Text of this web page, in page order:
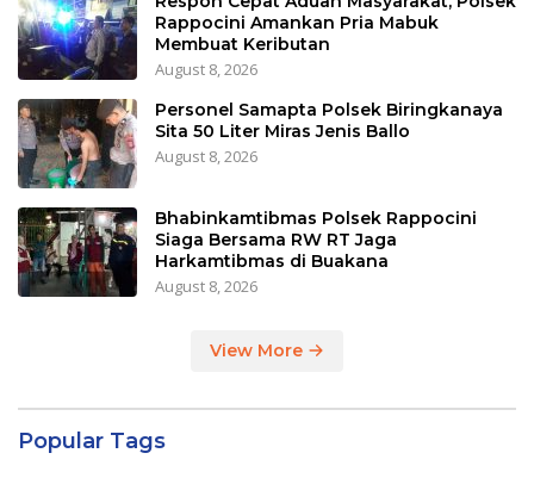
Rappocini Amankan Pria Mabuk
Membuat Keributan
August 8, 2026
Personel Samapta Polsek Biringkanaya
Sita 50 Liter Miras Jenis Ballo
August 8, 2026
Bhabinkamtibmas Polsek Rappocini
Siaga Bersama RW RT Jaga
Harkamtibmas di Buakana
August 8, 2026
View More
Popular Tags